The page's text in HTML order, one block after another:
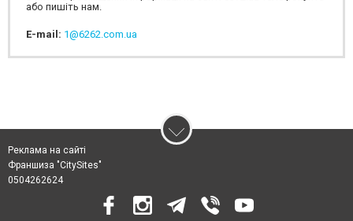
або пишіть нам.
E-mail: 1@6262.com.ua
Реклама на сайті
Франшиза "CitySites"
0504262624